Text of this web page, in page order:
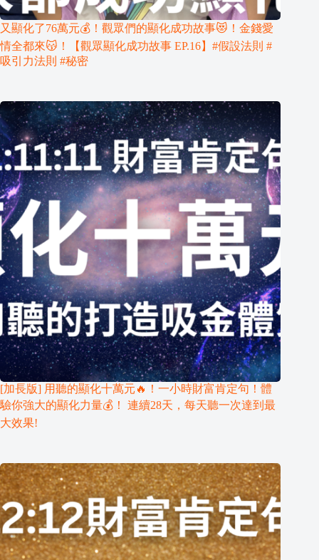
又顯化了76萬元💰！觀眾們的顯化成功故事😻！金錢愛
情全都來😽！【觀眾顯化成功故事 EP.16】#假設法則 #
吸引力法則 #秘密
[加長版] 用聽的顯化十萬元🔥！一小時財富肯定句！體
驗你強大的顯化力量💰！ 連續28天，每天聽一次達到最
大效果!